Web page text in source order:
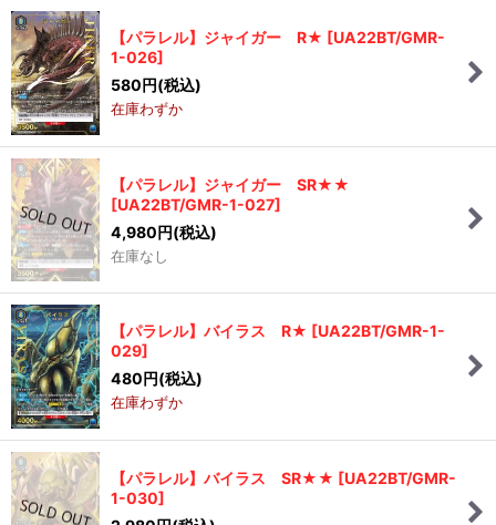
【パラレル】ジャイガー R★ [UA22BT/GMR-
1-026]
580円(税込)
在庫わずか
【パラレル】ジャイガー SR★★
[UA22BT/GMR-1-027]
4,980円(税込)
在庫なし
【パラレル】バイラス R★ [UA22BT/GMR-1-
029]
480円(税込)
在庫わずか
【パラレル】バイラス SR★★ [UA22BT/GMR-
1-030]